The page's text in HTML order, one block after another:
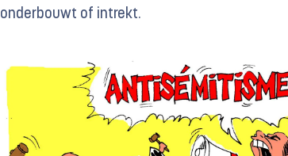
onderbouwt of intrekt.